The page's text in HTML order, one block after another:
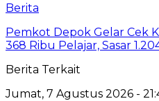
Berita
Pemkot Depok Gelar Cek
368 Ribu Pelajar, Sasar
Berita Terkait
Jumat, 7 Agustus 2026 -